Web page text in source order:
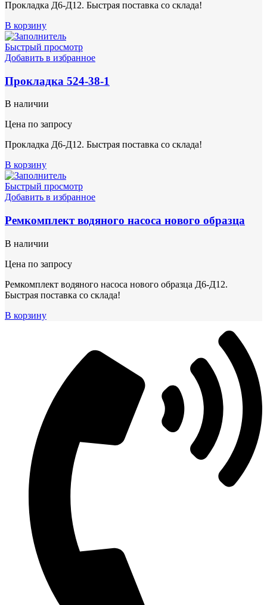
Прокладка Д6-Д12. Быстрая поставка со склада!
В корзину
Быстрый просмотр
Добавить в избранное
Прокладка 524-38-1
В наличии
Цена по запросу
Прокладка Д6-Д12. Быстрая поставка со склада!
В корзину
Быстрый просмотр
Добавить в избранное
Ремкомплект водяного насоса нового образца
В наличии
Цена по запросу
Ремкомплект водяного насоса нового образца Д6-Д12.
Быстрая поставка со склада!
В корзину